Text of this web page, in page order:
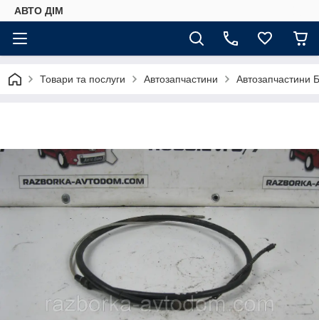
АВТО ДIМ
Товари та послуги Автозапчастини Автозапчастини